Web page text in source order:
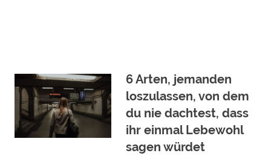
6 Arten, jemanden
loszulassen, von dem
du nie dachtest, dass
ihr einmal Lebewohl
sagen würdet